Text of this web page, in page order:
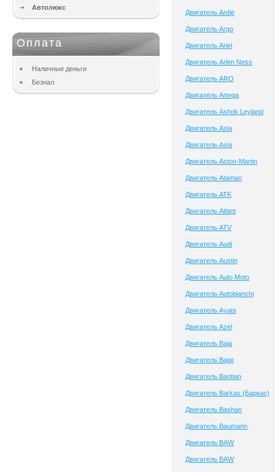
Автолюкс
Оплата
Наличные деньги
Безнал
Двигатель Ardie
Двигатель Argo
Двигатель Ariel
Двигатель Arlen Ness
Двигатель ARO
Двигатель Artega
Двигатель Ashok Leyland
Двигатель Asia
Двигатель Asia
Двигатель Aston-Martin
Двигатель Ataman
Двигатель ATK
Двигатель Atlant
Двигатель ATV
Двигатель Audi
Двигатель Austin
Двигатель Auto Moto
Двигатель Autobianchi
Двигатель Ayats
Двигатель Azel
Двигатель Baja
Двигатель Bajaj
Двигатель Baotian
Двигатель Barkas (Баркас)
Двигатель Bashan
Двигатель Baumann
Двигатель BAW
Двигатель BAW